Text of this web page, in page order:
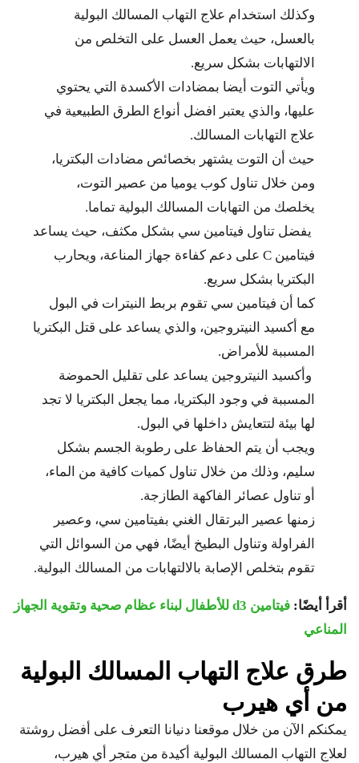
وكذلك استخدام علاج التهاب المسالك البولية
بالعسل، حيث يعمل العسل على التخلص من
الالتهابات بشكل سريع.
ويأتي التوت أيضا بمضادات الأكسدة التي يحتوي
عليها، والذي يعتبر افضل أنواع الطرق الطبيعية في
علاج التهابات المسالك.
حيث أن التوت يشتهر بخصائص مضادات البكتريا،
ومن خلال تناول كوب يوميا من عصير التوت،
يخلصك من التهابات المسالك البولية تماما.
يفضل تناول فيتامين سي بشكل مكثف، حيث يساعد
فيتامين C على دعم كفاءة جهاز المناعة، ويحارب
البكتريا بشكل سريع.
كما أن فيتامين سي تقوم بربط النيترات في البول
مع أكسيد النيتروجين، والذي يساعد على قتل البكتريا
المسببة للأمراض.
وأكسيد النيتروجين يساعد على تقليل الحموضة
المسببة في وجود البكتريا، مما يجعل البكتريا لا تجد
لها بيئة لتتعايش داخلها في البول.
ويجب أن يتم الحفاظ على رطوبة الجسم بشكل
سليم، وذلك من خلال تناول كميات كافية من الماء،
أو تناول عصائر الفاكهة الطازجة.
زمنها عصير البرتقال الغني بفيتامين سي، وعصير
الفراولة وتناول البطيخ أيضًا، فهي من السوائل التي
تقوم بتخلص الإصابة بالالتهابات من المسالك البولية.
أقرأ أيضًا:
فيتامين d3 للأطفال لبناء عظام صحية وتقوية الجهاز
المناعي
طرق علاج التهاب المسالك البولية
من أي هيرب
يمكنكم الآن من خلال موقعنا دنيانا التعرف على أفضل روشتة
لعلاج التهاب المسالك البولية أكيدة من متجر أي هيرب،